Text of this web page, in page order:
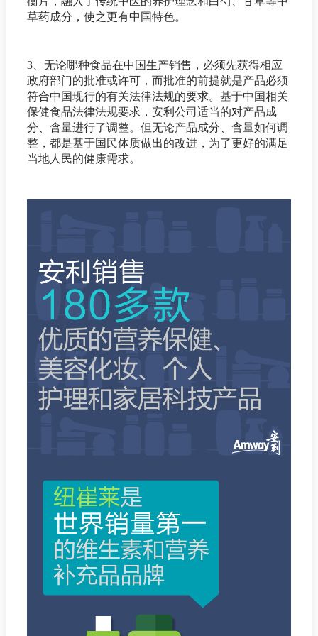
草药成分，使之更有中国特色。
3、无论哪种食品在中国生产销售，必须先获得相应
政府部门的批准或许可，而批准的前提就是产品必须
符合中国现行的有关法律法规的要求。基于中国相关
保健食品法律法规要求，安利公司适当的对产品成
分、含量进行了调整。但无论产品成分、含量如何调
整，都是基于国民体质做出的改进，为了更好的满足
当地人民的健康需求。